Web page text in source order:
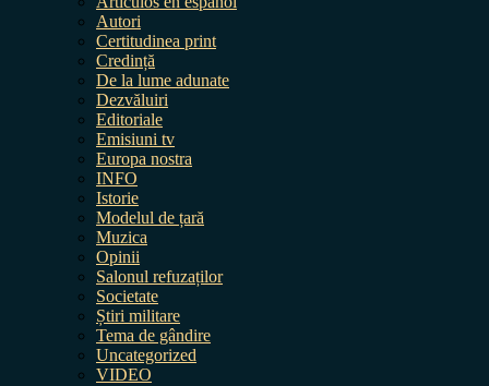
Autori
Certitudinea print
Credință
De la lume adunate
Dezvăluiri
Editoriale
Emisiuni tv
Europa nostra
INFO
Istorie
Modelul de țară
Muzica
Opinii
Salonul refuzaților
Societate
Știri militare
Tema de gândire
Uncategorized
VIDEO